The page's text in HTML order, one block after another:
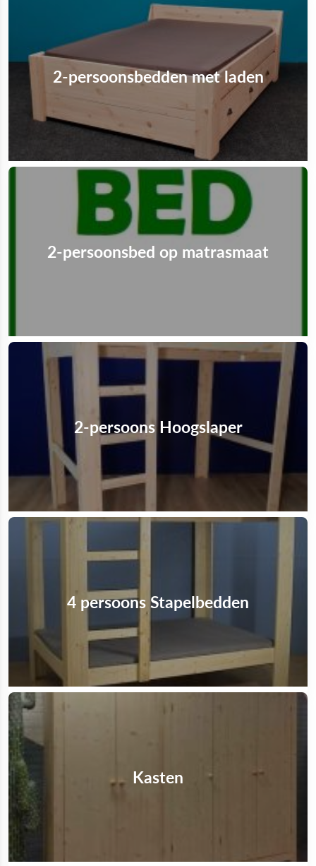
2-persoonsbedden met laden
2-persoonsbed op matrasmaat
2-persoons Hoogslaper
4 persoons Stapelbedden
Kasten